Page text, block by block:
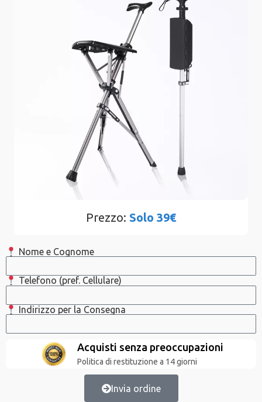
Prezzo: Solo 39€
Nome e Cognome
Telefono (pref. Cellulare)
Indirizzo per la Consegna
Acquisti senza preoccupazioni
Politica di restituzione a 14 giorni
Invia ordine